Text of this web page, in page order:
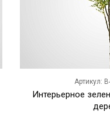
Артикул:
Интерьерное